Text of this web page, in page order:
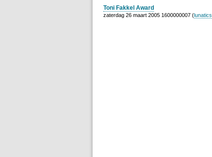
Toni Fakkel Award
zaterdag 26 maart 2005 1600000007 (lunatics